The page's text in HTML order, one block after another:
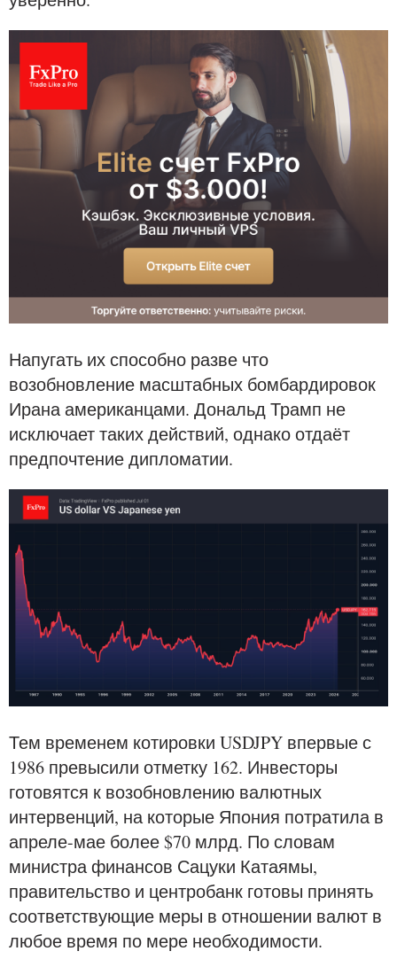
Напугать их способно разве что
возобновление масштабных бомбардировок
Ирана американцами. Дональд Трамп не
исключает таких действий, однако отдаёт
предпочтение дипломатии.
Тем временем котировки USDJPY впервые с
1986 превысили отметку 162. Инвесторы
готовятся к возобновлению валютных
интервенций, на которые Япония потратила в
апреле-мае более $70 млрд. По словам
министра финансов Сацуки Катаямы,
правительство и центробанк готовы принять
соответствующие меры в отношении валют в
любое время по мере необходимости.